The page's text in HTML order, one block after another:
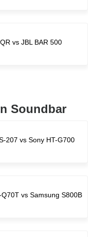
vs JBL BAR 500
Soundbar
207 vs Sony HT-G700
vs Samsung S800B